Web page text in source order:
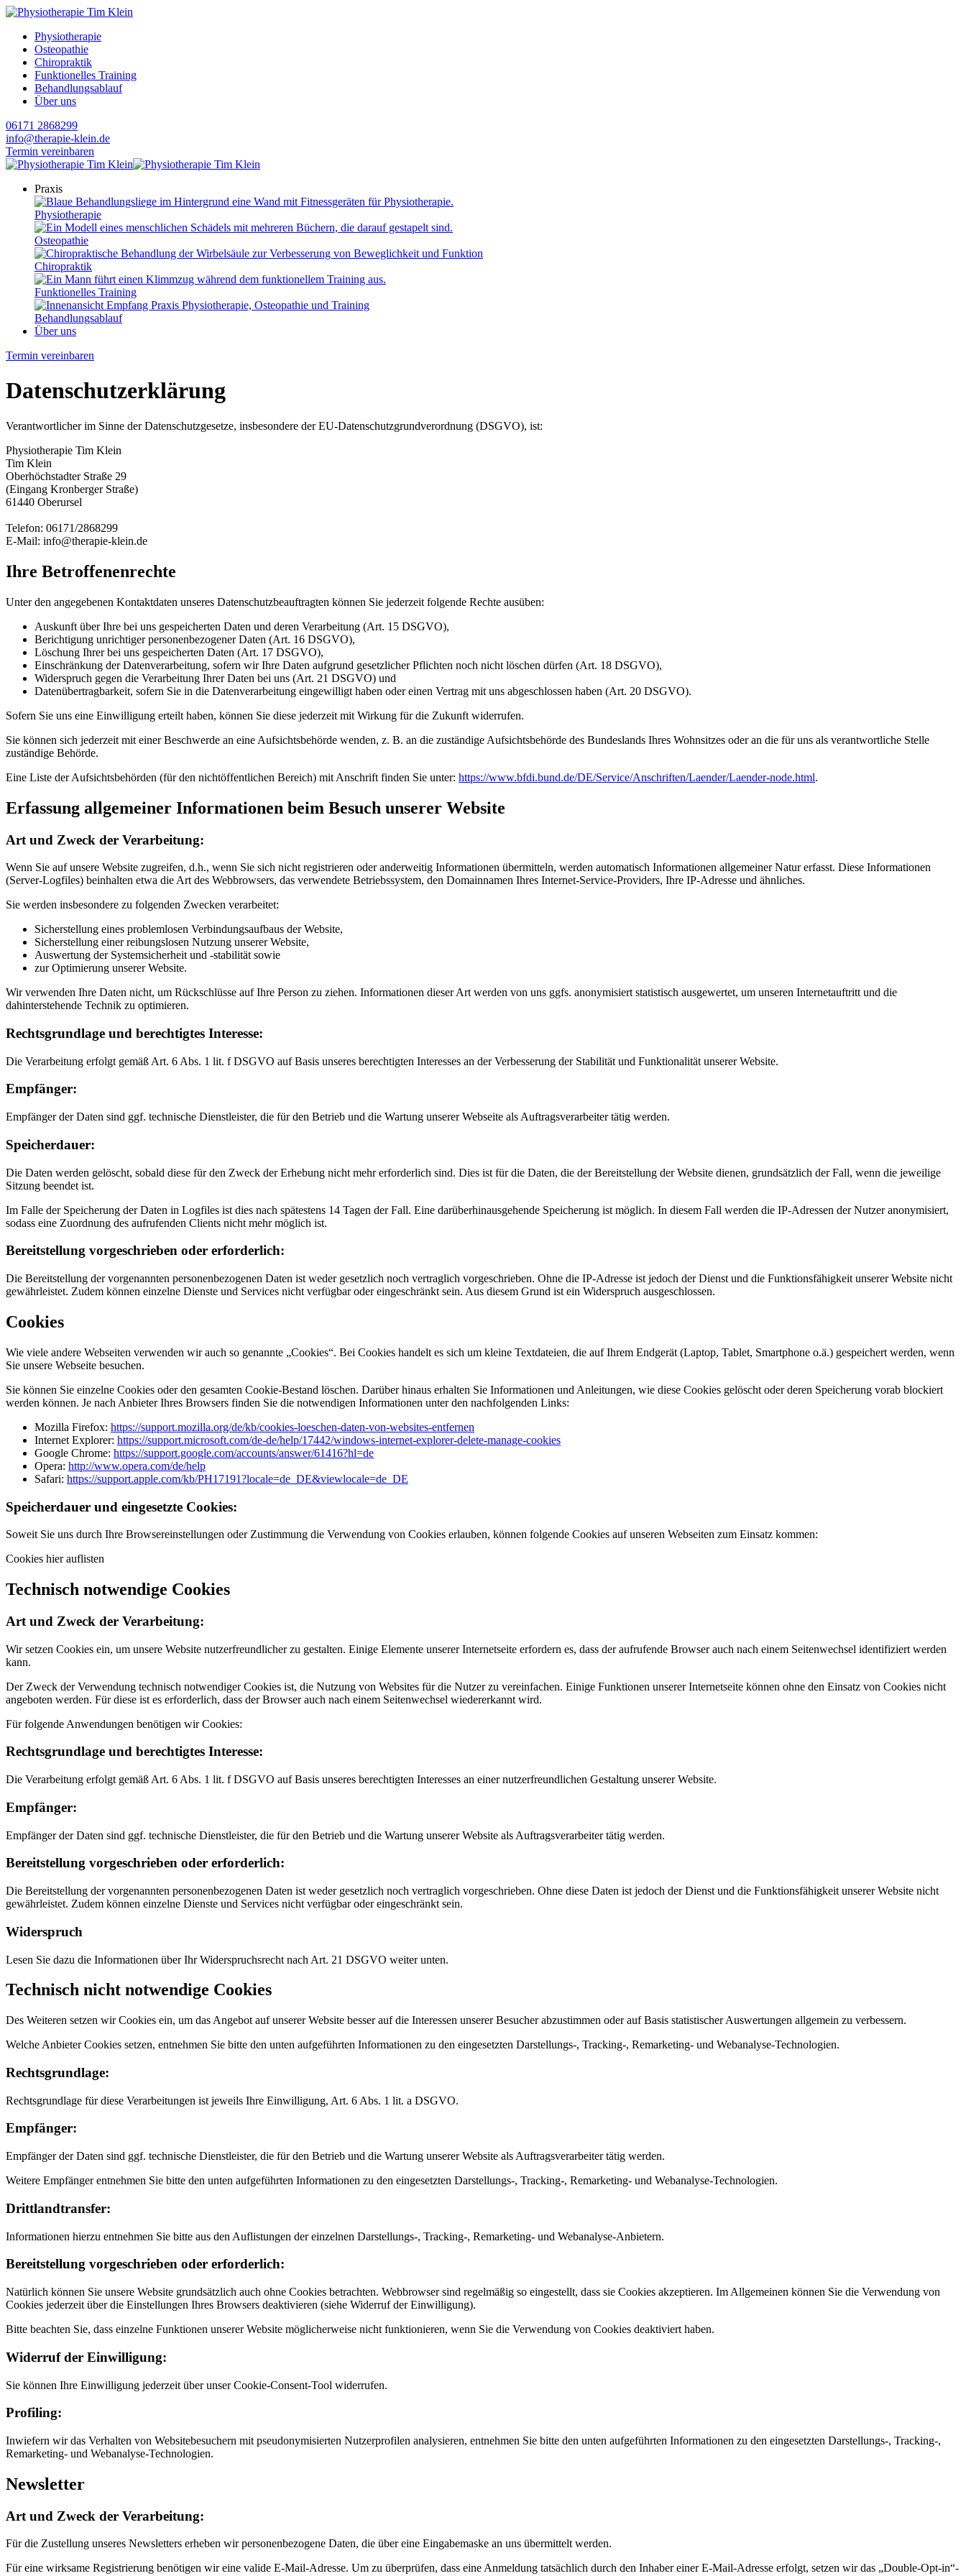
Physiotherapie
Osteopathie
Chiropraktik
Funktionelles Training
Behandlungsablauf
Über uns
06171 2868299
info@therapie-klein.de
Termin vereinbaren
Praxis
Physiotherapie
Osteopathie
Chiropraktik
Funktionelles Training
Behandlungsablauf
Über uns
Termin vereinbaren
Datenschutzerklärung
Verantwortlicher im Sinne der Datenschutzgesetze, insbesondere der EU-Datenschutzgrundverordnung (DSGVO), ist:
Physiotherapie Tim Klein
Tim Klein
Oberhöchstadter Straße 29
(Eingang Kronberger Straße)
61440 Oberursel
Telefon: 06171/2868299
E-Mail: info@therapie-klein.de
Ihre Betroffenenrechte
Unter den angegebenen Kontaktdaten unseres Datenschutzbeauftragten können Sie jederzeit folgende Rechte ausüben:
Auskunft über Ihre bei uns gespeicherten Daten und deren Verarbeitung (Art. 15 DSGVO),
Berichtigung unrichtiger personenbezogener Daten (Art. 16 DSGVO),
Löschung Ihrer bei uns gespeicherten Daten (Art. 17 DSGVO),
Einschränkung der Datenverarbeitung, sofern wir Ihre Daten aufgrund gesetzlicher Pflichten noch nicht löschen dürfen (Art. 18 DSGVO),
Widerspruch gegen die Verarbeitung Ihrer Daten bei uns (Art. 21 DSGVO) und
Datenübertragbarkeit, sofern Sie in die Datenverarbeitung eingewilligt haben oder einen Vertrag mit uns abgeschlossen haben (Art. 20 DSGVO).
Sofern Sie uns eine Einwilligung erteilt haben, können Sie diese jederzeit mit Wirkung für die Zukunft widerrufen.
Sie können sich jederzeit mit einer Beschwerde an eine Aufsichtsbehörde wenden, z. B. an die zuständige Aufsichtsbehörde des Bundeslands Ihres Wohnsitzes oder an die für uns als verantwortliche Stelle
zuständige Behörde.
Eine Liste der Aufsichtsbehörden (für den nichtöffentlichen Bereich) mit Anschrift finden Sie unter: https://www.bfdi.bund.de/DE/Service/Anschriften/Laender/Laender-node.html.
Erfassung allgemeiner Informationen beim Besuch unserer Website
Art und Zweck der Verarbeitung:
Wenn Sie auf unsere Website zugreifen, d.h., wenn Sie sich nicht registrieren oder anderweitig Informationen übermitteln, werden automatisch Informationen allgemeiner Natur erfasst. Diese Informationen
(Server-Logfiles) beinhalten etwa die Art des Webbrowsers, das verwendete Betriebssystem, den Domainnamen Ihres Internet-Service-Providers, Ihre IP-Adresse und ähnliches.
Sie werden insbesondere zu folgenden Zwecken verarbeitet:
Sicherstellung eines problemlosen Verbindungsaufbaus der Website,
Sicherstellung einer reibungslosen Nutzung unserer Website,
Auswertung der Systemsicherheit und -stabilität sowie
zur Optimierung unserer Website.
Wir verwenden Ihre Daten nicht, um Rückschlüsse auf Ihre Person zu ziehen. Informationen dieser Art werden von uns ggfs. anonymisiert statistisch ausgewertet, um unseren Internetauftritt und die
dahinterstehende Technik zu optimieren.
Rechtsgrundlage und berechtigtes Interesse:
Die Verarbeitung erfolgt gemäß Art. 6 Abs. 1 lit. f DSGVO auf Basis unseres berechtigten Interesses an der Verbesserung der Stabilität und Funktionalität unserer Website.
Empfänger:
Empfänger der Daten sind ggf. technische Dienstleister, die für den Betrieb und die Wartung unserer Webseite als Auftragsverarbeiter tätig werden.
Speicherdauer:
Die Daten werden gelöscht, sobald diese für den Zweck der Erhebung nicht mehr erforderlich sind. Dies ist für die Daten, die der Bereitstellung der Website dienen, grundsätzlich der Fall, wenn die jeweilige
Sitzung beendet ist.
Im Falle der Speicherung der Daten in Logfiles ist dies nach spätestens 14 Tagen der Fall. Eine darüberhinausgehende Speicherung ist möglich. In diesem Fall werden die IP-Adressen der Nutzer anonymisiert,
sodass eine Zuordnung des aufrufenden Clients nicht mehr möglich ist.
Bereitstellung vorgeschrieben oder erforderlich:
Die Bereitstellung der vorgenannten personenbezogenen Daten ist weder gesetzlich noch vertraglich vorgeschrieben. Ohne die IP-Adresse ist jedoch der Dienst und die Funktionsfähigkeit unserer Website nicht
gewährleistet. Zudem können einzelne Dienste und Services nicht verfügbar oder eingeschränkt sein. Aus diesem Grund ist ein Widerspruch ausgeschlossen.
Cookies
Wie viele andere Webseiten verwenden wir auch so genannte „Cookies“. Bei Cookies handelt es sich um kleine Textdateien, die auf Ihrem Endgerät (Laptop, Tablet, Smartphone o.ä.) gespeichert werden, wenn
Sie unsere Webseite besuchen.
Sie können Sie einzelne Cookies oder den gesamten Cookie-Bestand löschen. Darüber hinaus erhalten Sie Informationen und Anleitungen, wie diese Cookies gelöscht oder deren Speicherung vorab blockiert
werden können. Je nach Anbieter Ihres Browsers finden Sie die notwendigen Informationen unter den nachfolgenden Links:
Mozilla Firefox: https://support.mozilla.org/de/kb/cookies-loeschen-daten-von-websites-entfernen
Internet Explorer: https://support.microsoft.com/de-de/help/17442/windows-internet-explorer-delete-manage-cookies
Google Chrome: https://support.google.com/accounts/answer/61416?hl=de
Opera: http://www.opera.com/de/help
Safari: https://support.apple.com/kb/PH17191?locale=de_DE&viewlocale=de_DE
Speicherdauer und eingesetzte Cookies:
Soweit Sie uns durch Ihre Browsereinstellungen oder Zustimmung die Verwendung von Cookies erlauben, können folgende Cookies auf unseren Webseiten zum Einsatz kommen:
Cookies hier auflisten
Technisch notwendige Cookies
Art und Zweck der Verarbeitung:
Wir setzen Cookies ein, um unsere Website nutzerfreundlicher zu gestalten. Einige Elemente unserer Internetseite erfordern es, dass der aufrufende Browser auch nach einem Seitenwechsel identifiziert werden
kann.
Der Zweck der Verwendung technisch notwendiger Cookies ist, die Nutzung von Websites für die Nutzer zu vereinfachen. Einige Funktionen unserer Internetseite können ohne den Einsatz von Cookies nicht
angeboten werden. Für diese ist es erforderlich, dass der Browser auch nach einem Seitenwechsel wiedererkannt wird.
Für folgende Anwendungen benötigen wir Cookies:
Rechtsgrundlage und berechtigtes Interesse:
Die Verarbeitung erfolgt gemäß Art. 6 Abs. 1 lit. f DSGVO auf Basis unseres berechtigten Interesses an einer nutzerfreundlichen Gestaltung unserer Website.
Empfänger:
Empfänger der Daten sind ggf. technische Dienstleister, die für den Betrieb und die Wartung unserer Website als Auftragsverarbeiter tätig werden.
Bereitstellung vorgeschrieben oder erforderlich:
Die Bereitstellung der vorgenannten personenbezogenen Daten ist weder gesetzlich noch vertraglich vorgeschrieben. Ohne diese Daten ist jedoch der Dienst und die Funktionsfähigkeit unserer Website nicht
gewährleistet. Zudem können einzelne Dienste und Services nicht verfügbar oder eingeschränkt sein.
Widerspruch
Lesen Sie dazu die Informationen über Ihr Widerspruchsrecht nach Art. 21 DSGVO weiter unten.
Technisch nicht notwendige Cookies
Des Weiteren setzen wir Cookies ein, um das Angebot auf unserer Website besser auf die Interessen unserer Besucher abzustimmen oder auf Basis statistischer Auswertungen allgemein zu verbessern.
Welche Anbieter Cookies setzen, entnehmen Sie bitte den unten aufgeführten Informationen zu den eingesetzten Darstellungs-, Tracking-, Remarketing- und Webanalyse-Technologien.
Rechtsgrundlage:
Rechtsgrundlage für diese Verarbeitungen ist jeweils Ihre Einwilligung, Art. 6 Abs. 1 lit. a DSGVO.
Empfänger:
Empfänger der Daten sind ggf. technische Dienstleister, die für den Betrieb und die Wartung unserer Website als Auftragsverarbeiter tätig werden.
Weitere Empfänger entnehmen Sie bitte den unten aufgeführten Informationen zu den eingesetzten Darstellungs-, Tracking-, Remarketing- und Webanalyse-Technologien.
Drittlandtransfer:
Informationen hierzu entnehmen Sie bitte aus den Auflistungen der einzelnen Darstellungs-, Tracking-, Remarketing- und Webanalyse-Anbietern.
Bereitstellung vorgeschrieben oder erforderlich:
Natürlich können Sie unsere Website grundsätzlich auch ohne Cookies betrachten. Webbrowser sind regelmäßig so eingestellt, dass sie Cookies akzeptieren. Im Allgemeinen können Sie die Verwendung von
Cookies jederzeit über die Einstellungen Ihres Browsers deaktivieren (siehe Widerruf der Einwilligung).
Bitte beachten Sie, dass einzelne Funktionen unserer Website möglicherweise nicht funktionieren, wenn Sie die Verwendung von Cookies deaktiviert haben.
Widerruf der Einwilligung:
Sie können Ihre Einwilligung jederzeit über unser Cookie-Consent-Tool widerrufen.
Profiling:
Inwiefern wir das Verhalten von Websitebesuchern mit pseudonymisierten Nutzerprofilen analysieren, entnehmen Sie bitte den unten aufgeführten Informationen zu den eingesetzten Darstellungs-, Tracking-,
Remarketing- und Webanalyse-Technologien.
Newsletter
Art und Zweck der Verarbeitung:
Für die Zustellung unseres Newsletters erheben wir personenbezogene Daten, die über eine Eingabemaske an uns übermittelt werden.
Für eine wirksame Registrierung benötigen wir eine valide E-Mail-Adresse. Um zu überprüfen, dass eine Anmeldung tatsächlich durch den Inhaber einer E-Mail-Adresse erfolgt, setzen wir das „Double-Opt-in“-